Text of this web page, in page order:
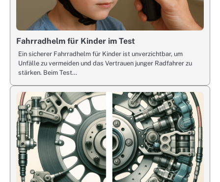
Fahrradhelm für Kinder im Test
Ein sicherer Fahrradhelm für Kinder ist unverzichtbar, um
Unfälle zu vermeiden und das Vertrauen junger Radfahrer zu
stärken. Beim Test…